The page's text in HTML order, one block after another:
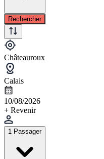
Rechercher
Châteauroux
Calais
10/08/2026
+ Revenir
1 Passager